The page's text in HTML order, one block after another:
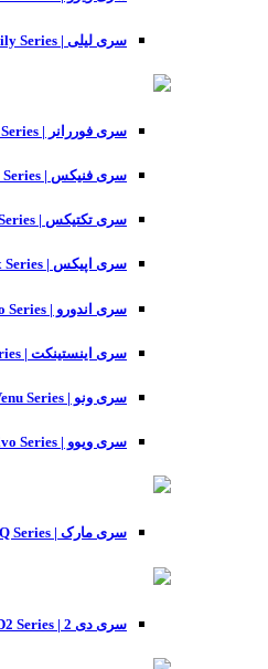
سری لیلی | Lily Series
سری فوررانر | Forerunner Series
سری فنیکس | Fenix Series
سری تکتیکس | Tactix Series
سری اپیکس | Epix Series
سری اندورو | Enduro Series
سری اینستینکت | Instinct Series
سری ونو | Venu Series
سری ویوو | Vivo Series
سری مارک | MarQ Series
سری دی 2 | D2 Series